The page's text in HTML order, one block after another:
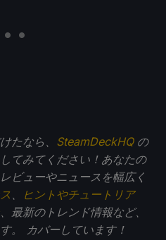
たなら、 SteamDeckHQの
てみてください！あなたの
ビューやニュースを幅広く
、
ヒントやチュートリア
、最新のトレンド情報など、
。
カバーしています！